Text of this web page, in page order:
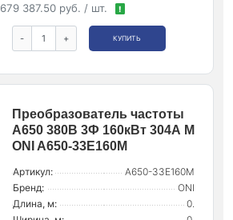
679 387.50 руб. / шт.
!
- + КУПИТЬ
Преобразователь частоты
A650 380В 3Ф 160кВт 304А M
ONI A650-33E160M
Артикул:
A650-33E160M
Бренд:
ONI
Длина, м:
0.